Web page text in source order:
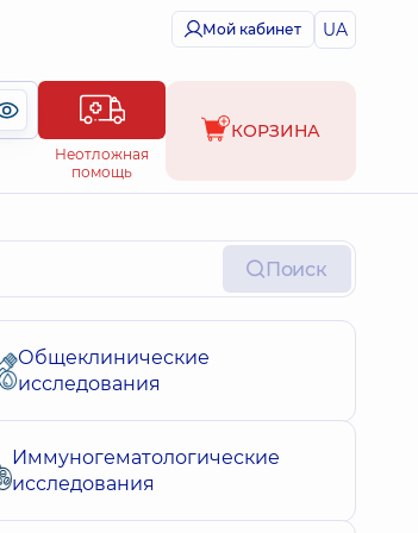
Мой кабинет UA
Неотложная
помощь
КОРЗИНА
Поиск
Общеклинические
исследования
Иммуногематологические
исследования